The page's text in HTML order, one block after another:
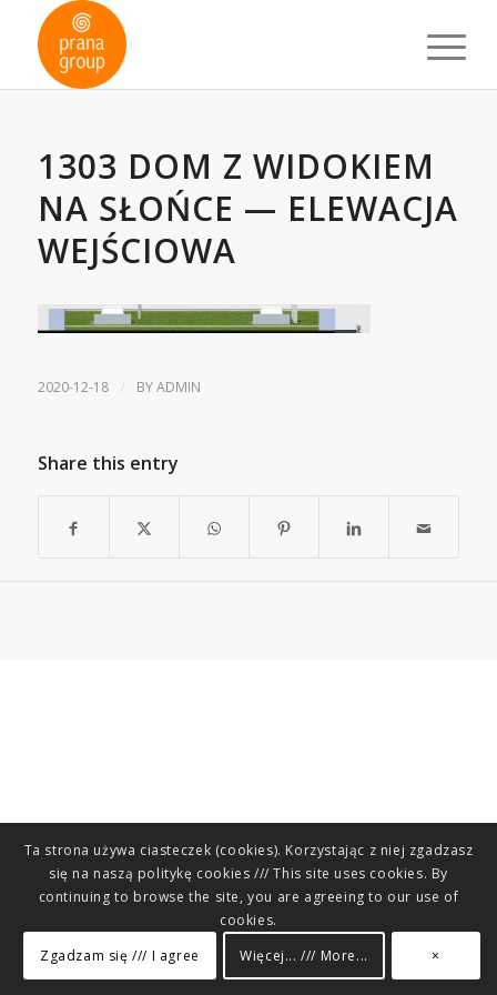
1303 DOM Z WIDOKIEM
NA SŁOŃCE — ELEWACJA
WEJŚCIOWA
2020-12-18 / BYADMIN
Share this entry
Ta strona używa ciasteczek (cookies). Korzystając z niej zgadzasz
się na naszą politykę cookies /// This site uses cookies. By
continuing to browse the site, you are agreeing to our use of
cookies.
Zgadzam się /// I agree
Więcej... /// More... ×